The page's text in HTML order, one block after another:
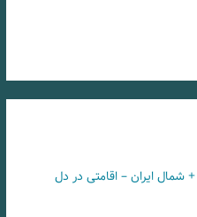
شمال ایران – اقامتی در دل